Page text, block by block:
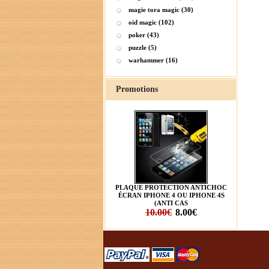
magie tora magic (30)
oid magic (102)
poker (43)
puzzle (5)
warhammer (16)
Promotions
PLAQUE PROTECTION ANTICHOC
ÉCRAN IPHONE 4 OU IPHONE 4S
(ANTI CAS
10.00€ 8.00€